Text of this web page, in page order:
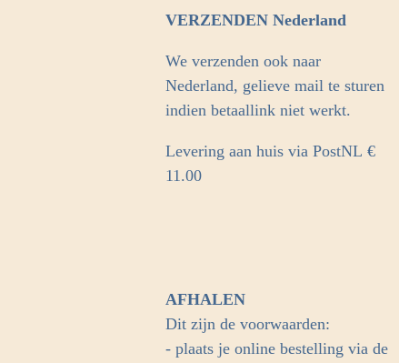
VERZENDEN Nederland
We verzenden ook naar
Nederland, gelieve mail te sturen
indien betaallink niet werkt.
Levering aan huis via PostNL €
11.00
AFHALEN
Dit zijn de voorwaarden:
- plaats je online bestelling via de